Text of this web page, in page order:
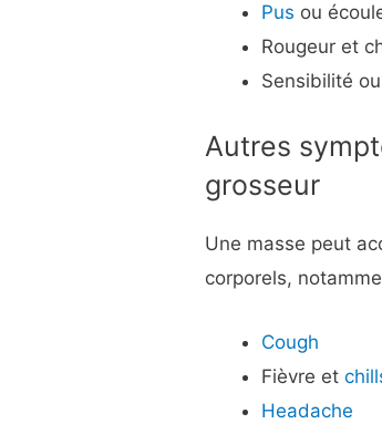
Pus ou
Rougeur et
Sensibilité ou
Autres
grosseur
Une masse peut
corporels,
Cough
Fièvre et
Headache